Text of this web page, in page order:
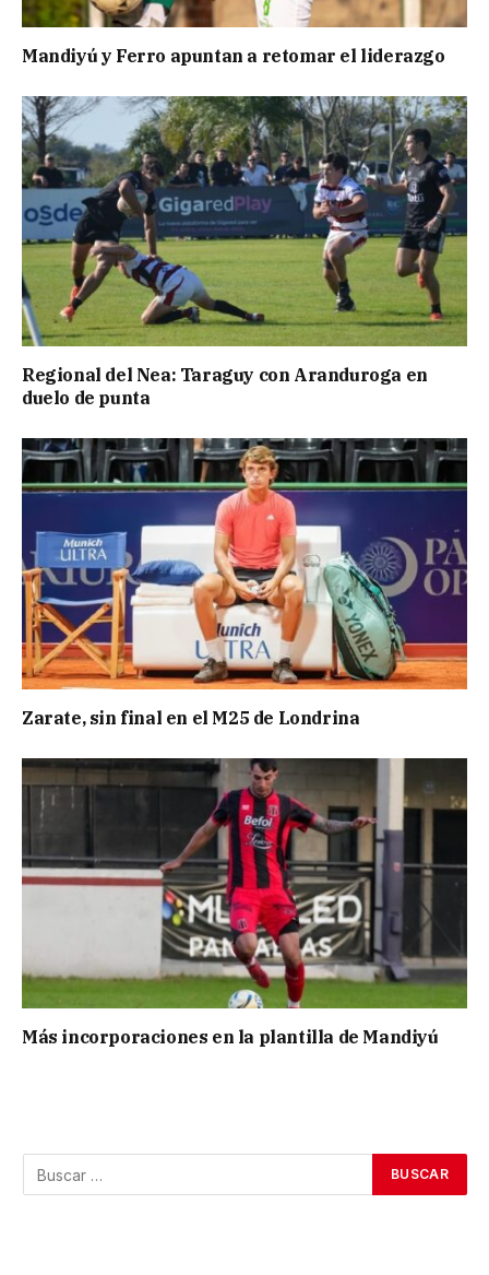
Mandiyú y Ferro apuntan a retomar el liderazgo
Regional del Nea: Taraguy con Aranduroga en
duelo de punta
Zarate, sin final en el M25 de Londrina
Más incorporaciones en la plantilla de Mandiyú